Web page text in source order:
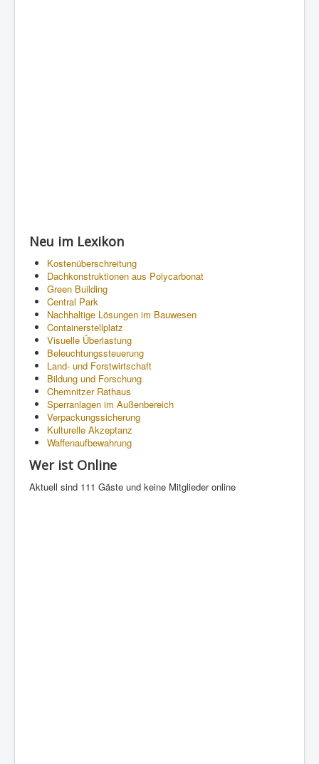
Neu im Lexikon
Kostenüberschreitung
Dachkonstruktionen aus Polycarbonat
Green Building
Central Park
Nachhaltige Lösungen im Bauwesen
Containerstellplatz
Visuelle Überlastung
Beleuchtungssteuerung
Land- und Forstwirtschaft
Bildung und Forschung
Chemnitzer Rathaus
Sperranlagen im Außenbereich
Verpackungssicherung
Kulturelle Akzeptanz
Waffenaufbewahrung
Wer ist Online
Aktuell sind 111 Gäste und keine Mitglieder online